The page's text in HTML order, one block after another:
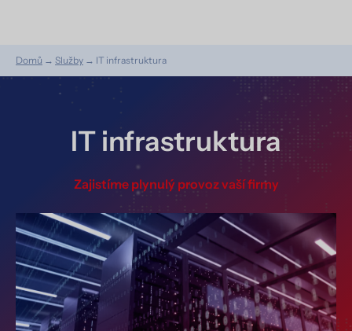
Domů → Služby → IT infrastruktura
IT infrastruktura
Zajistíme plynulý provoz vaší firmy